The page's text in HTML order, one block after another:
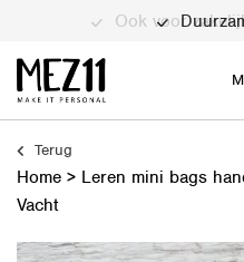
Terug
Home > Leren mini bags
Vacht